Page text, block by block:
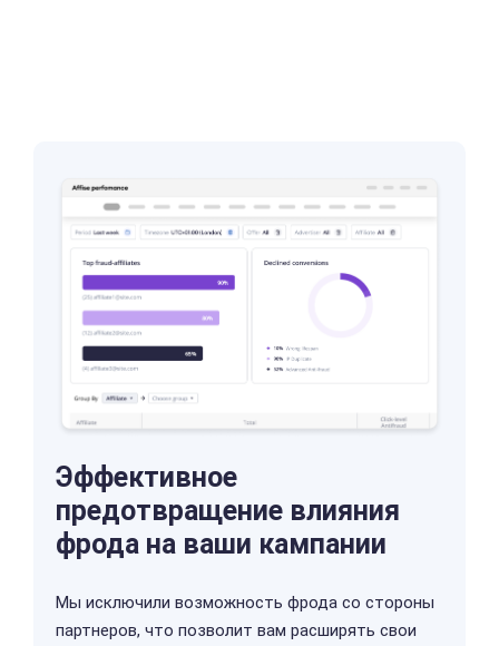
Эффективное
предотвращение влияния
фрода на ваши кампании
Мы исключили возможность фрода со стороны
партнеров, что позволит вам расширять свои